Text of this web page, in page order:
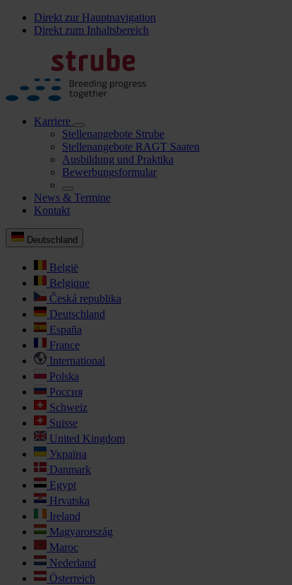
Direkt zur Hauptnavigation
Direkt zum Inhaltsbereich
Karriere
Stellenangebote Strube
Stellenangebote RAGT Saaten
Ausbildung und Praktika
Bewerbungsformular
News & Termine
Kontakt
Deutschland
België
Belgique
Česká republika
Deutschland
España
France
International
Polska
Россия
Schweiz
Suisse
United Kingdom
Україна
Danmark
Egypt
Hrvatska
Ireland
Magyarország
Maroc
Nederland
Österreich